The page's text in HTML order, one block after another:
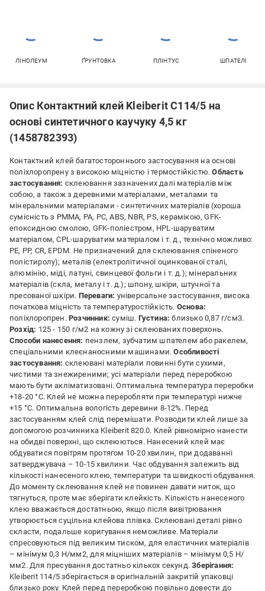
ЛІНОЛЕУМ ҐРУНТОВКА ПЛІНТУС ШПАТЕЛІ
Опис Контактний клей Kleiberit C114/5 на
основі синтетичного каучуку 4,5 кг
(1458782393)
Контактний клей багатостороннього застосування на основі
поліхлоропрену з високою міцністю і термостійкістю.Область
застосування: cклеювання зазначених далі матеріалів між
собою, а також з деревними матеріалами, металами та
мінеральними матеріалами - cинтетичних матеріалів (хороша
сумісність з РММА, PA, PC, ABS, NBR, PS, керамікою, GFK-
епоксидною смолою, GFK-поліестром, HPL-шаруватим
матеріалом, CPL-шаруватим матеріалом і т. д., технічно можливо:
РЕ, РР, CR, EPDM. Не призначений для склеювання спіненого
полістиролу); металів (електролітичної оцинкованої сталі,
алюмінію, міді, латуні, свинцевої фольги і т. д.); мінеральних
матеріалів (скла, металу і т. д.); шпону, шкіри, штучної та
пресованої шкіри. Переваги: універсальне застосування, висока
початкова міцність та температуростійкість. Основа:
поліхлоропрен. Розчинник: суміш. Густина: близько 0,87 г/см3.
Розхід: 125 - 150 г/м2 на кожну зі склеюваних поверхонь.
Способи нанесення: пензлем, зубчатим шпателем або ракелем,
спеціальними клеєнаносними машинами.Особливості
застосування: склеювані матеріали повинні бути сухими,
чистими та знежиреними; усі матеріали перед переробкою
мають бути акліматизовані. Оптимальна температура переробки
+18-20 °С. Клей не можна переробляти при температурі нижче
+15 °С. Оптимальна вологість деревини 8-12%. Перед
застосуванням клей слід перемішати. Розводити клей лише за
допомогою розчинника Kleiberit 820.0. Клей рівномірно нанести
на обидві поверхні, що склеюються. Нанесений клей має
обдуватися повітрям протягом 10-20 хвилин, при додаванні
затверджувача – 10-15 хвилини. Час обдування залежить від
кількості нанесеного клею, температури та швидкості обдування.
До моменту склеювання клей не повинен давати ниток, що
тягнуться, проте має зберігати клейкість. Кількість нанесеного
клею вважається достатньою, якщо після вивітрювання
утворюється суцільна клейова плівка. Склеювані деталі рівно
скласти, подальше коригування неможливе. Матеріали
спресовуються під великим тиском, для еластичних матеріалів
– мінімум 0,3 Н/мм2, для міцніших матеріалів – мінімум 0,5 Н/
мм2. Для пресування достатньо кількох секунд.Зберігання:
Kleiberit 114/5 зберігається в оригінальній закритій упаковці
близько року. Клей перед переробкою повільно довести до